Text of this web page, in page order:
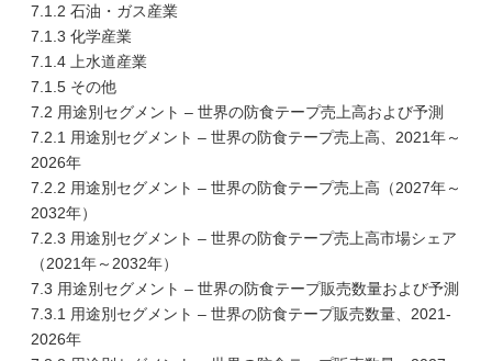
7.1.2 石油・ガス産業
7.1.3 化学産業
7.1.4 上水道産業
7.1.5 その他
7.2 用途別セグメント – 世界の防食テープ売上高および予測
7.2.1 用途別セグメント – 世界の防食テープ売上高、2021年～
2026年
7.2.2 用途別セグメント – 世界の防食テープ売上高（2027年～
2032年）
7.2.3 用途別セグメント – 世界の防食テープ売上高市場シェア
（2021年～2032年）
7.3 用途別セグメント – 世界の防食テープ販売数量および予測
7.3.1 用途別セグメント – 世界の防食テープ販売数量、2021-
2026年